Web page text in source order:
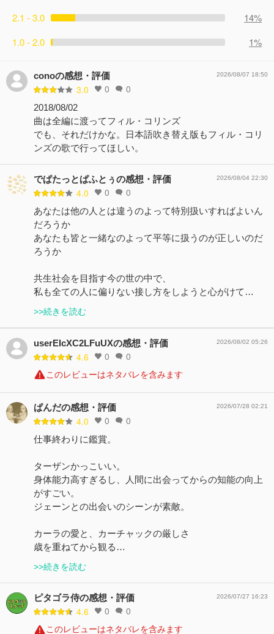
2.1 - 3.0
14%
1.0 - 2.0
1%
conoの感想・評価
3.0 0 0
2026/08/07 18:50
2018/08/02
曲は全編に渡ってフィル・コリンズ
でも、それだけかな。日本語吹き替え版もフィル・コリ
ンズの歌で行ってほしい。
でぱたっとぱふとぅの感想・評価
4.0 0 0
2026/08/04 22:30
あなたは他の人とは違うのよって特別扱いすればよいん
だろうか
あなたも皆と一緒なのよって平等に扱うのが正しいのだ
ろうか
共生社会を目指す今の世の中で、
私も全ての人に偏りない接し方をしようと心がけて…
>>続きを読む
userEIcXC2LFuUXの感想・評価
4.6 0 0
2026/08/02 05:26
このレビューはネタバレを含みます
ぱんだの感想・評価
4.0 0 0
2026/07/28 02:21
仕事終わりに鑑賞。
ターザンかっこいい。
身体能力高すぎるし、人間に出会ってからの知能の向上
がすごい。
ジェーンとの出会いのシーンが素敵。
カーラの愛と、カーチャックの厳しさ
歳を重ねてから観る…
>>続きを読む
ピタゴラ侍の感想・評価
4.6 0 0
2026/07/27 16:23
このレビューはネタバレを含みます